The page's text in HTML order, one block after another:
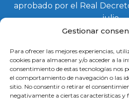
Gestionar
Para ofrecer las mejores experiencias,
cookies para almacenar y/o acceder a la
consentimiento de estas tecnologías nos
el comportamiento de navegación o las
sitio. No consentir o retirar el
negativamente a ciertas características y
aprobado por el Real
julio.